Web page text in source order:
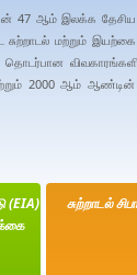
47 ஆம் இலக்க
சுற்றாடல் மற்றும்
தொடர்பான
2000 ஆம்
(EIA)
சுற்றாடல்